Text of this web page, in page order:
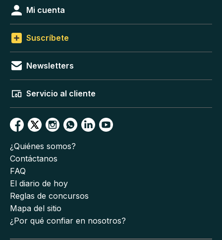
Mi cuenta
Suscríbete
Newsletters
Servicio al cliente
¿Quiénes somos?
Contáctanos
FAQ
El diario de hoy
Reglas de concursos
Mapa del sitio
¿Por qué confiar en nosotros?